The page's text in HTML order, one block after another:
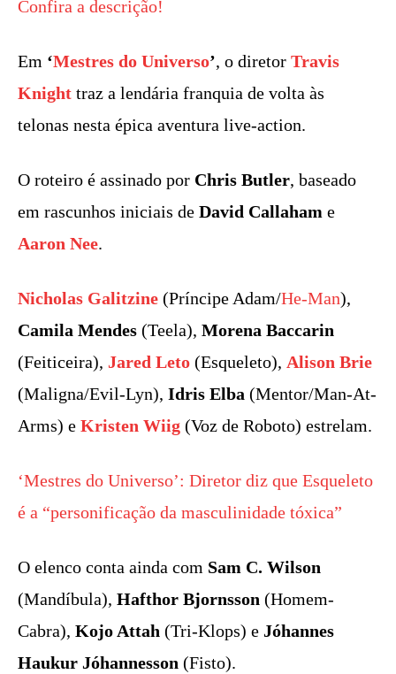
Confira a descrição!
Em ‘Mestres do Universo’, o diretor Travis
Knight traz a lendária franquia de volta às
telonas nesta épica aventura live-action.
O roteiro é assinado por Chris Butler, baseado
em rascunhos iniciais de David Callaham e
Aaron Nee.
Nicholas Galitzine (Príncipe Adam/He-Man),
Camila Mendes (Teela), Morena Baccarin
(Feiticeira), Jared Leto (Esqueleto), Alison Brie
(Maligna/Evil-Lyn), Idris Elba (Mentor/Man-At-
Arms) e Kristen Wiig (Voz de Roboto) estrelam.
‘Mestres do Universo’: Diretor diz que Esqueleto
é a “personificação da masculinidade tóxica”
O elenco conta ainda com Sam C. Wilson
(Mandíbula), Hafthor Bjornsson (Homem-
Cabra), Kojo Attah (Tri-Klops) e Jóhannes
Haukur Jóhannesson (Fisto).